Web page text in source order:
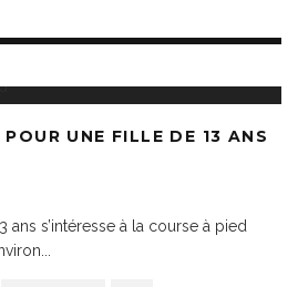
UNE FILLE DE 13 ANS
ans s’intéresse à la course à pied